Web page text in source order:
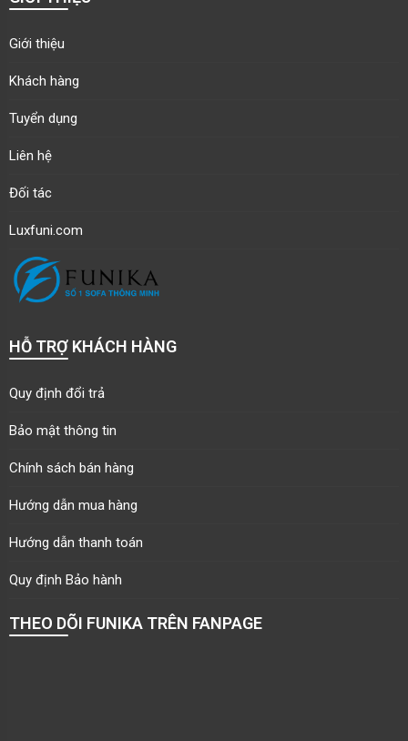
Giới thiệu
Khách hàng
Tuyển dụng
Liên hệ
Đối tác
Luxfuni.com
HỖ TRỢ KHÁCH HÀNG
Quy định đổi trả
Bảo mật thông tin
Chính sách bán hàng
Hướng dẫn mua hàng
Hướng dẫn thanh toán
Quy định Bảo hành
THEO DÕI FUNIKA TRÊN FANPAGE